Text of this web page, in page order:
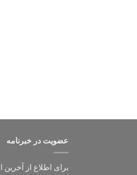
عضویت در خبرنامه
برای اطلاع از آخرین